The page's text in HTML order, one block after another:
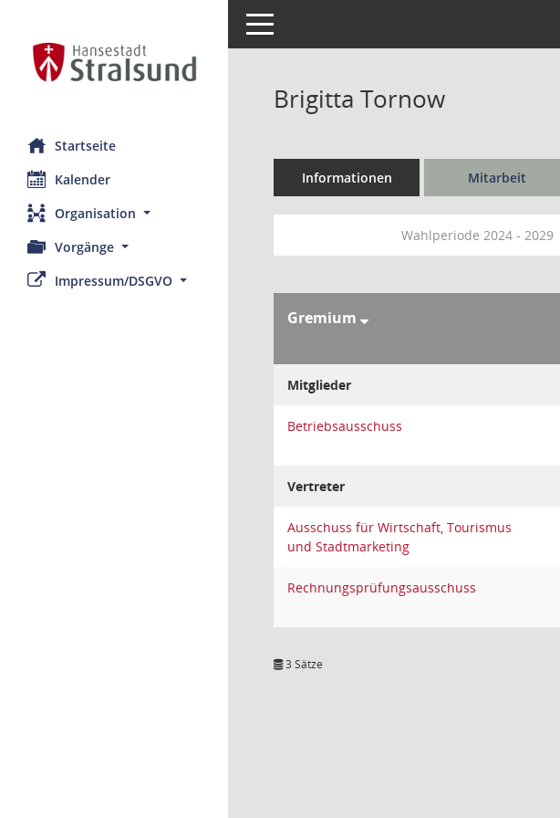
Startseite
Kalender
Organisation
Vorgänge
Impressum/DSGVO
Toggle navigation
Brigitta Tornow
Informationen Mitarbeit
Wahlperiode 2024 - 2029
Gremium
Mitglieder
Betriebsausschuss
Vertreter
Ausschuss für Wirtschaft, Tourismus
und Stadtmarketing
Rechnungsprüfungsausschuss
3 Sätze